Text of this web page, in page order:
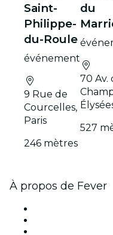
Saint-
Philippe-
du-Roule
événement
9 Rue de
Courcelles,
Paris
246 mètres
du
70 Av.
527
À propos de Fever